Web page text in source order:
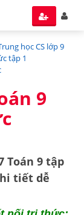
học CS lớp 9
tập 1
9
Toán 9 tập
tiết dễ